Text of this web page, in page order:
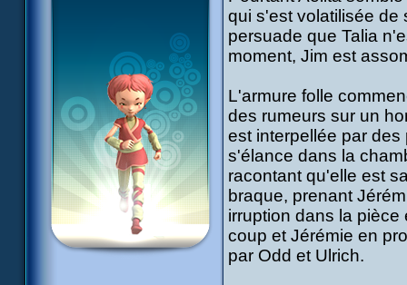
qui s'est volatilisée de
persuade que Talia
moment, Jim est
L'armure folle
des rumeurs sur un
est interpellée par
s'élance dans la
racontant qu'elle est
braque, prenant
irruption dans la
coup et Jérémie en
par Odd et Ulrich.